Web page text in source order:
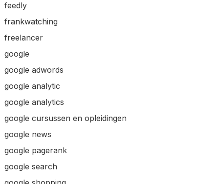
feedly
frankwatching
freelancer
google
google adwords
google analytic
google analytics
google cursussen en opleidingen
google news
google pagerank
google search